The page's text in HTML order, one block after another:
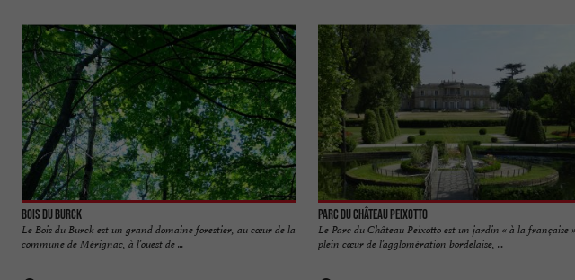
Bois du Burck
Le Bois du Burck est un grand domaine forestier, au cœur de la
commune de Mérignac, à l’ouest de ...
Parc du Château Peixotto
Le Parc du Château Peixotto est un jardin « à la française
plein cœur de l’agglomération bordelaise, ...